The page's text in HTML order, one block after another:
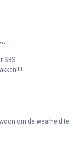
SBS.
om de waarheid te